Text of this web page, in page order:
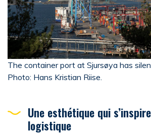
The container port at Sjursøya has
Photo: Hans Kristian Riise.
Une esthétique qui
logistique